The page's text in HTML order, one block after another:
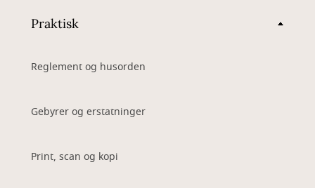
Praktisk
Reglement og husorden
Gebyrer og erstatninger
Print, scan og kopi